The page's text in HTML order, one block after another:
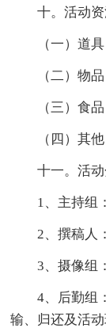
十。活动资
（一）道具
（二）物品
（三）食品
（四）其他
十一。活动
1、主持组：
2、撰稿人：
3、摄像组：
4、后勤组：
输、归还及活动